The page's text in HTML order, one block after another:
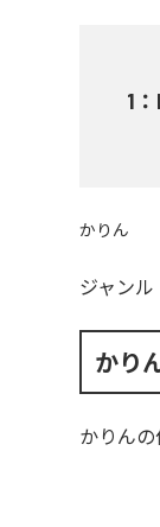
1 ：
かりん
ジャンル
かり
かりんの